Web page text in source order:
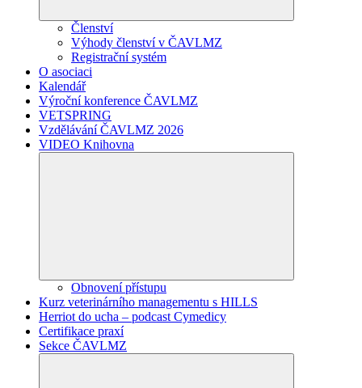
Členství
Výhody členství v ČAVLMZ
Registrační systém
O asociaci
Kalendář
Výroční konference ČAVLMZ
VETSPRING
Vzdělávání ČAVLMZ 2026
VIDEO Knihovna
Obnovení přístupu
Kurz veterinárního managementu s HILLS
Herriot do ucha – podcast Cymedicy
Certifikace praxí
Sekce ČAVLMZ